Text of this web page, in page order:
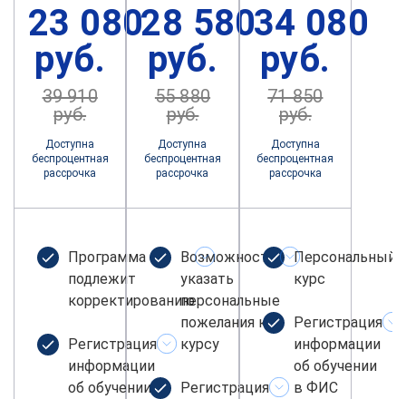
23 080
руб.
39 910
руб.
Доступна
беспроцентная
рассрочка
Программа не
подлежит
корректированию
Регистрация
информации
об обучении
28 580
руб.
55 880
руб.
Доступна
беспроцентная
рассрочка
Возможность
указать
персональные
пожелания к
курсу
Регистрация
34 080
руб.
71 850
руб.
Доступна
беспроцентная
рассрочка
Персональный
курс
Регистрация
информации
об обучении
в ФИС